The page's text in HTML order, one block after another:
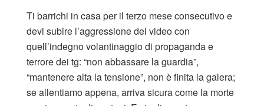
Ti barrichi in casa per il terzo mese consecutivo e
devi subire l’aggressione del video con
quell’indegno volantinaggio di propaganda e
terrore dei tg: “non abbassare la guardia”,
“mantenere alta la tensione”, non è finita la galera;
se allentiamo appena, arriva sicura come la morte